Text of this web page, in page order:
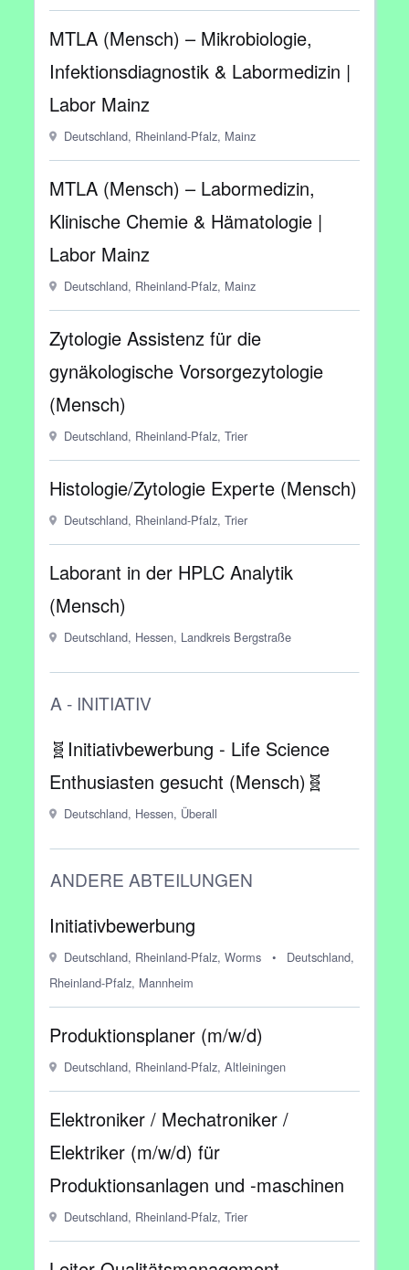
MTLA (Mensch) – Mikrobiologie,
Infektionsdiagnostik & Labormedizin |
Labor Mainz
Deutschland, Rheinland-Pfalz, Mainz
MTLA (Mensch) – Labormedizin,
Klinische Chemie & Hämatologie |
Labor Mainz
Deutschland, Rheinland-Pfalz, Mainz
Zytologie Assistenz für die
gynäkologische Vorsorgezytologie
(Mensch)
Deutschland, Rheinland-Pfalz, Trier
Histologie/Zytologie Experte (Mensch)
Deutschland, Rheinland-Pfalz, Trier
Laborant in der HPLC Analytik
(Mensch)
Deutschland, Hessen, Landkreis Bergstraße
A - INITIATIV
🧬Initiativbewerbung - Life Science
Enthusiasten gesucht (Mensch)🧬
Deutschland, Hessen, Überall
ANDERE ABTEILUNGEN
Initiativbewerbung
Deutschland, Rheinland-Pfalz, Worms •
Deutschland,
Rheinland-Pfalz, Mannheim
Produktionsplaner (m/w/d)
Deutschland, Rheinland-Pfalz, Altleiningen
Elektroniker / Mechatroniker /
Elektriker (m/w/d) für
Produktionsanlagen und -maschinen
Deutschland, Rheinland-Pfalz, Trier